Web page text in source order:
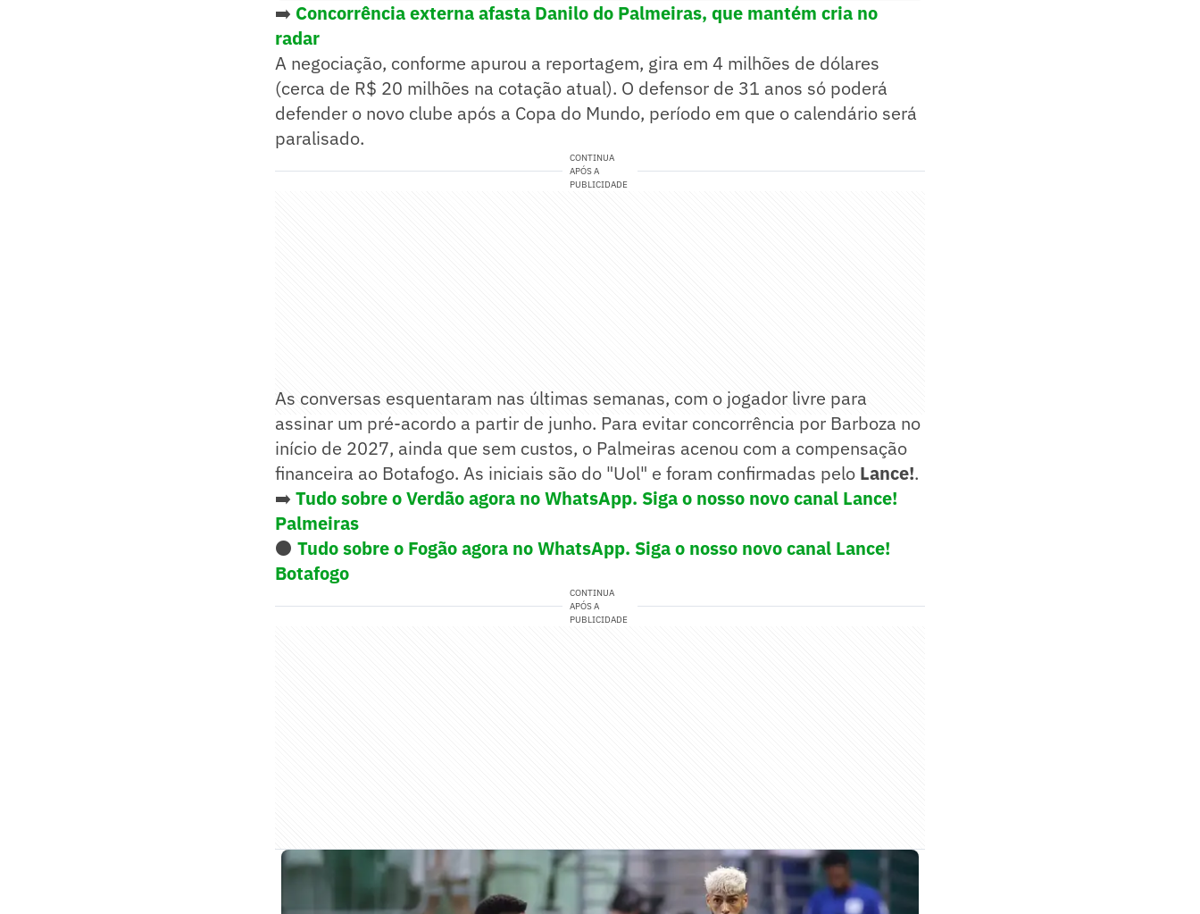
➡️ Concorrência externa afasta Danilo do Palmeiras, que mantém cria no
radar
A negociação, conforme apurou a reportagem, gira em 4 milhões de dólares
(cerca de R$ 20 milhões na cotação atual). O defensor de 31 anos só poderá
defender o novo clube após a Copa do Mundo, período em que o calendário será
paralisado.
CONTINUA
APÓS A
PUBLICIDADE
As conversas esquentaram nas últimas semanas, com o jogador livre para
assinar um pré-acordo a partir de junho. Para evitar concorrência por Barboza no
início de 2027, ainda que sem custos, o Palmeiras acenou com a compensação
financeira ao Botafogo. As iniciais são do "Uol" e foram confirmadas pelo Lance!.
➡️ Tudo sobre o Verdão agora no WhatsApp. Siga o nosso novo canal Lance!
Palmeiras
⚫ Tudo sobre o Fogão agora no WhatsApp. Siga o nosso novo canal Lance!
Botafogo
CONTINUA
APÓS A
PUBLICIDADE